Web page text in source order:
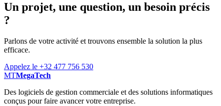
Un projet, une question, un besoin précis
?
Parlons de votre activité et trouvons ensemble la solution la plus
efficace.
Appelez le +32 477 756 530
MTMegaTech
Des logiciels de gestion commerciale et des solutions informatiques
conçus pour faire avancer votre entreprise.